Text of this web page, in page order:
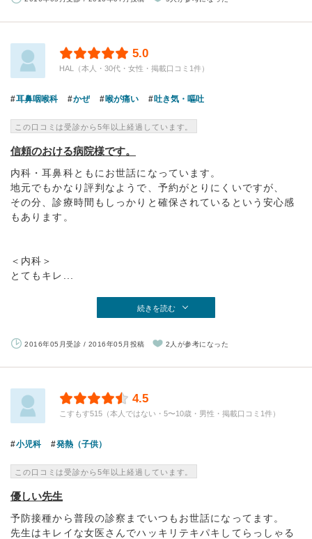
5.0
HAL（本人・30代・女性・掲載口コミ1件）
耳鼻咽喉科 かぜ 喉が痛い 吐き気・嘔吐
この口コミは受診から5年以上経過しています。
信頼のおける病院様です。
内科・耳鼻科ともにお世話になっています。
地元でもかなり評判なようで、予約がとりにくいですが、
その分、診療時間もしっかりと確保されているという安心感
もあります。
＜内科＞
とてもキレ...
続きを読む
2016年05月受診 / 2016年05月投稿 2人が参考になった
4.5
こすもす515（本人ではない・5〜10歳・男性・掲載口コミ1件）
小児科 発熱（子供）
この口コミは受診から5年以上経過しています。
優しい先生
予防接種から普段の診察までいつもお世話になってます。
先生はキレイな女医さんでハッキリテキパキしてらっしゃる